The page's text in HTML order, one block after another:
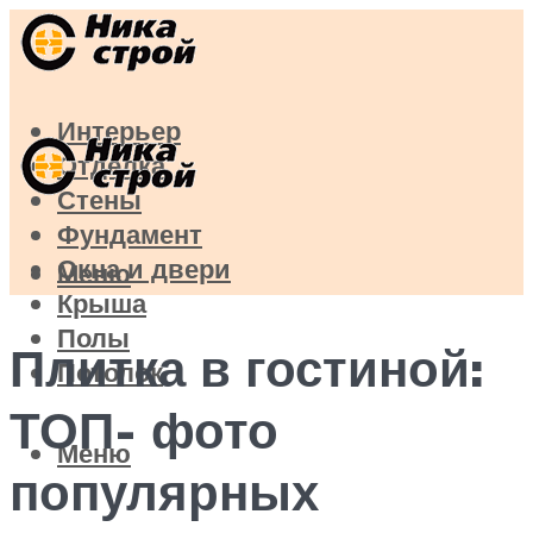
Интерьер
Отделка
Стены
Фундамент
Окна и двери
Крыша
Полы
Потолок
Меню
Меню
Плитка в гостиной:
ТОП- фото
популярных